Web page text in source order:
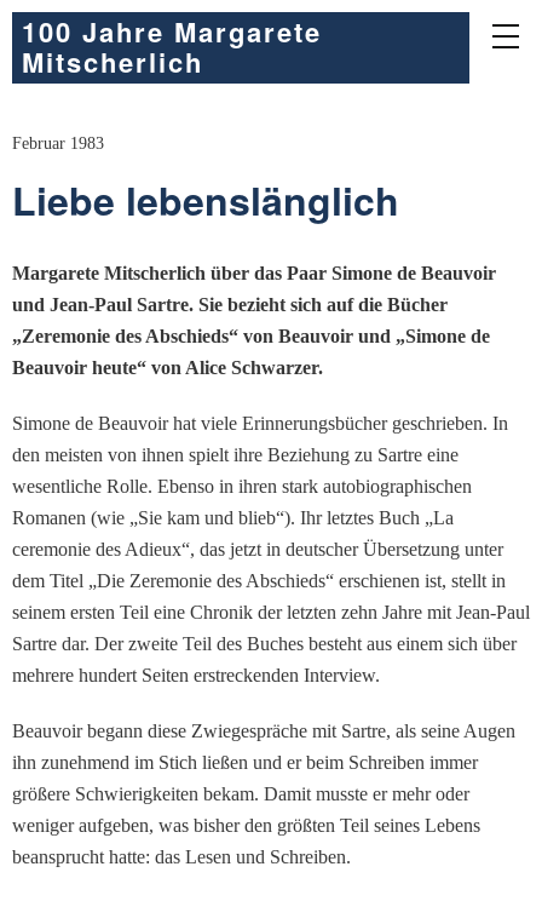
100 Jahre Margarete
Mitscherlich
Februar 1983
Liebe lebenslänglich
Margarete Mitscherlich über das Paar Simone de Beauvoir
und Jean-Paul Sartre. Sie bezieht sich auf die Bücher
„Zeremonie des Abschieds“ von Beauvoir und „Simone de
Beauvoir heute“ von Alice Schwarzer.
Simone de Beauvoir hat viele Erinnerungsbücher geschrieben. In
den meisten von ihnen spielt ihre Beziehung zu Sartre eine
wesentliche Rolle. Ebenso in ihren stark autobiographischen
Romanen (wie „Sie kam und blieb“). Ihr letztes Buch „La
ceremonie des Adieux“, das jetzt in deutscher Übersetzung unter
dem Titel „Die Zeremonie des Abschieds“ erschienen ist, stellt in
seinem ersten Teil eine Chronik der letzten zehn Jahre mit Jean-Paul
Sartre dar. Der zweite Teil des Buches besteht aus einem sich über
mehrere hundert Seiten erstreckenden Interview.
Beauvoir begann diese Zwiegespräche mit Sartre, als seine Augen
ihn zunehmend im Stich ließen und er beim Schreiben immer
größere Schwierigkeiten bekam. Damit musste er mehr oder
weniger aufgeben, was bisher den größten Teil seines Lebens
beansprucht hatte: das Lesen und Schreiben.